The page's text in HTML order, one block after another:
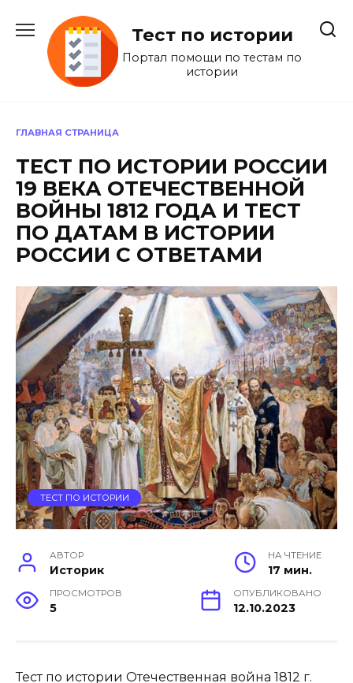
содержанию
Тест по истории
Портал помощи по тестам по
истории
ГЛАВНАЯ СТРАНИЦА
ТЕСТ ПО ИСТОРИИ РОССИИ
19 ВЕКА ОТЕЧЕСТВЕННОЙ
ВОЙНЫ 1812 ГОДА И ТЕСТ
ПО ДАТАМ В ИСТОРИИ
РОССИИ С ОТВЕТАМИ
ТЕСТ ПО ИСТОРИИ
АВТОР
Историк
НА ЧТЕНИЕ
17 мин.
ПРОСМОТРОВ
5
ОПУБЛИКОВАНО
12.10.2023
Тест по истории Отечественная война 1812 г.